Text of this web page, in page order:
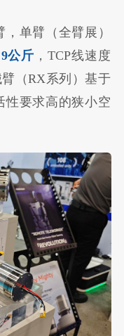
单臂（全臂展）
9公斤 ，TCP线速度
（RX系列）基于
性要求高的狭小空